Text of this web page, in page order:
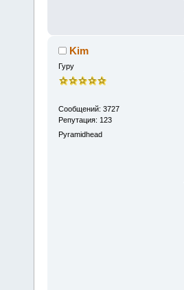
Kim
Гуру
Сообщений: 3727
Репутация: 123
Pyramidhead